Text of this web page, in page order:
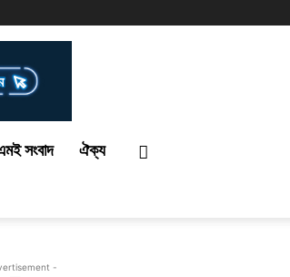
সংবাদ ঐক্য
-